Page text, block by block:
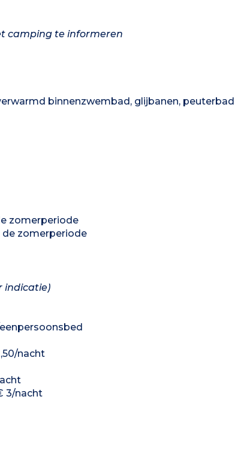
camping te informeren
binnenzwembad, glijbanen,
zomerperiode
de zomerperiode
indicatie)
nacht
3/nacht